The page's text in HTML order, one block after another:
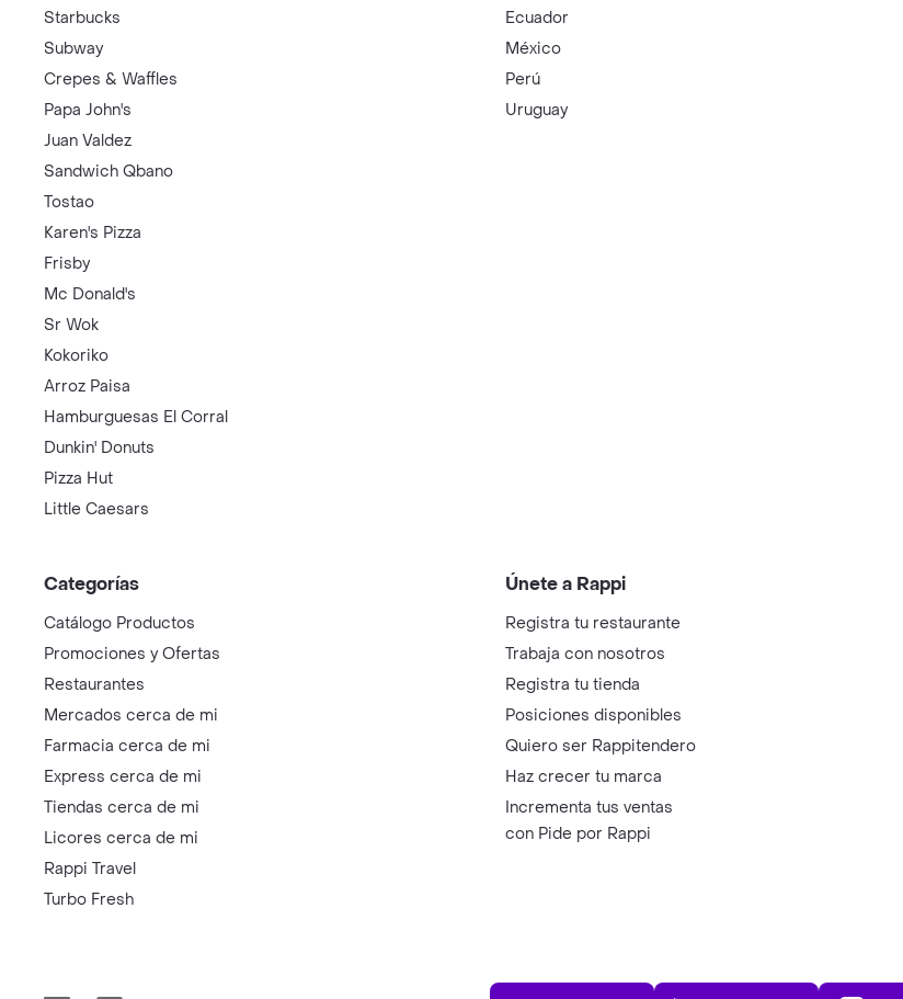
Starbucks
Subway
Crepes & Waffles
Papa John's
Juan Valdez
Sandwich Qbano
Tostao
Karen's Pizza
Frisby
Mc Donald's
Sr Wok
Kokoriko
Arroz Paisa
Hamburguesas El Corral
Dunkin' Donuts
Pizza Hut
Little Caesars
Ecuador
México
Perú
Uruguay
Categorías
Catálogo Productos
Promociones y Ofertas
Restaurantes
Mercados cerca de mi
Farmacia cerca de mi
Express cerca de mi
Tiendas cerca de mi
Licores cerca de mi
Rappi Travel
Turbo Fresh
Únete a Rappi
Registra tu restaurante
Trabaja con nosotros
Registra tu tienda
Posiciones disponibles
Quiero ser Rappitendero
Haz crecer tu marca
Incrementa tus ventas
con Pide por Rappi
App Store Play Store